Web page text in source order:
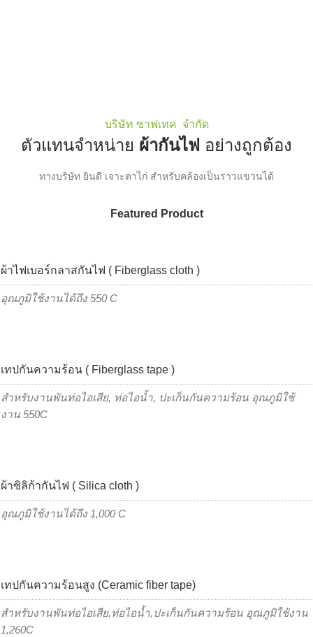
บริษัท ซาฟเทค จำกัด
ตัวแทนจำหน่าย ผ้ากันไฟ อย่างถูกต้อง
ทางบริษัท ยินดี เจาะตาไก่ สำหรับคล้องเป็นราวแขวนได้
Featured Product
ผ้าไฟเบอร์กลาสกันไฟ ( Fiberglass cloth )
อุณภูมิใช้งานได้ถึง 550 C
เทปกันความร้อน ( Fiberglass tape )
สำหรับงานพันท่อไอเสีย, ท่อไอน้ำ, ปะเก็นกันความร้อน อุณภูมิใช้
งาน 550C
ผ้าซิลิก้ากันไฟ ( Silica cloth )
อุณภูมิใช้งานได้ถึง 1,000 C
เทปกันความร้อนสูง (Ceramic fiber tape)
สำหรับงานพันท่อไอเสีย,ท่อไอน้ำ,ปะเก็นกันความร้อน อุณภูมิใช้งาน
1,260C